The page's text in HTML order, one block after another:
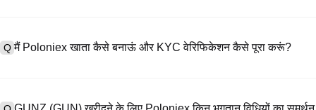
Q मैं Poloniex खाता कैसे बनाऊं और KYC वेरिफिकेशन कैसे पूरा करूं?